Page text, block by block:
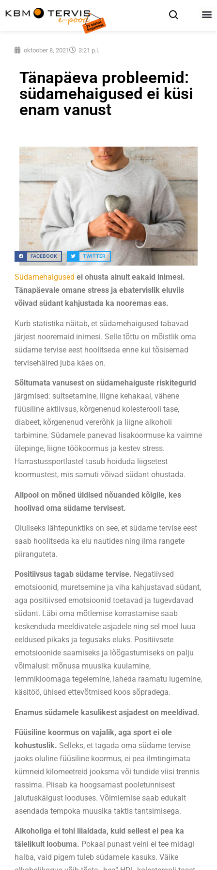
oktoober 8, 2021 3:21 p.l.
Tänapäeva probleemid:
südamehaigused ei küsi
enam vanust
FACEBOOK TWITTER
Südamehaigused ei ohusta ainult eakaid inimesi.
Tänapäevale omane stress ja ebatervislik eluviis
võivad südant kahjustada ka nooremas eas.
Kurb statistika näitab, et südamehaigused tabavad
järjest nooremaid inimesi. Selle tõttu on mõistlik oma
südame tervise eest hoolitseda enne kui tõsisemad
tervisehäired juba käes on.
Sõltumata vanusest on südamehaiguste riskitegurid
järgmised: suitsetamine, liigne kehakaal, vähene
füüsiline aktiivsus, kõrgenenud kolesterooli tase,
diabeet, kõrgenenud vererõhk ja liigne alkoholi
tarbimine. Südamele panevad lisakoormuse ka vaimne
ülepinge, liigne töökoormus ja kestev stress.
Harrastussportlastel tasub hoiduda liigsetest
koormustest, mis samuti võivad südant ohustada.
Allpool on mõned üldised nõuanded kõigile, kes
hoolivad oma südame tervisest.
Oluliseks lähtepunktiks on see, et südame tervise eest
saab hoolitseda ka elu nautides ning ilma rangete
piiranguteta.
Positiivsus tagab südame tervise. Negatiivsed
emotsioonid, muretsemine ja viha kahjustavad südant,
aga positiivsed emotsioonid toetavad ja tugevdavad
südant. Läbi oma mõtlemise korrastamise saab
keskenduda meeldivatele asjadele ning sel moel luua
eeldused pikaks ja tegusaks eluks. Positiivsete
emotsioonide saamiseks ja lõõgastumiseks on palju
võimalusi: mõnusa muusika kuulamine,
lemmikloomaga tegelemine, laheda raamatu lugemine,
käsitöö, ühised ettevõtmised koos sõpradega.
Enamus südamele kasulikest asjadest on meeldivad.
Füüsiline koormus on vajalik, aga sport ei ole
kohustuslik. Selleks, et tagada oma südame tervise
jaoks oluline füüsiline koormus, ei pea ilmtingimata
kümneid kilomeetreid jooksma või tundide viisi trennis
rassima. Piisab ka hoogsamast pooletunnisest
jalutuskäigust looduses. Võimlemise saab edukalt
asendada tempoka muusika taktis tantsimisega.
Alkoholiga ei tohi liialdada, kuid sellest ei pea ka
täielikult loobuma. Pokaal punast veini ei tee midagi
halba, vaid pigem tuleb südamele kasuks. Väike